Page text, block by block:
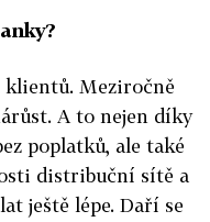
klientů. Meziročně
A to nejen díky
poplatků, ale také
distribuční sítě a
ještě lépe. Daří se